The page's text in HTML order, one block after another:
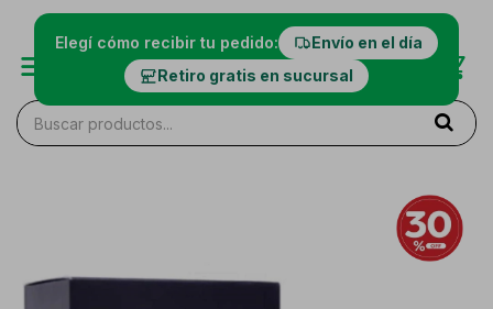
Elegí cómo recibir tu pedido:
Envío en el día
Retiro gratis en sucursal